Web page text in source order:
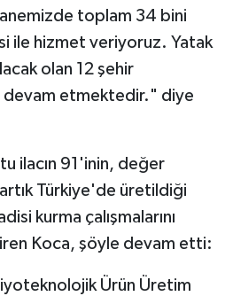
toplam 34 bini
ile hizmet veriyoruz. Yatak
olan 12 şehir
devam etmektedir." diye
ilacın 91'inin, değer
Türkiye'de üretildiği
kurma çalışmalarını
Koca, şöyle devam etti:
Ürün Üretim